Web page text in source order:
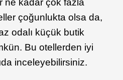
ne kadar çok fazla
çoğunlukta olsa da,
odalı küçük butik
Bu otellerden iyi
inceleyebilirsiniz.